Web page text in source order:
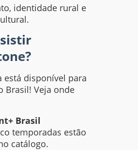
identidade rural e
está disponível para
Brasil! Veja onde
Brasil
temporadas estão
catálogo.